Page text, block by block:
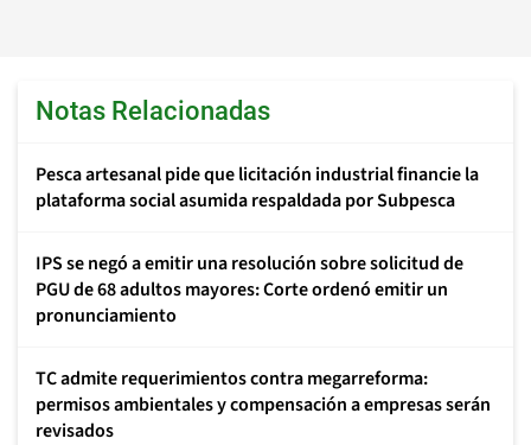
Notas Relacionadas
Pesca artesanal pide que licitación industrial financie la
plataforma social asumida respaldada por Subpesca
IPS se negó a emitir una resolución sobre solicitud de
PGU de 68 adultos mayores: Corte ordenó emitir un
pronunciamiento
TC admite requerimientos contra megarreforma:
permisos ambientales y compensación a empresas serán
revisados